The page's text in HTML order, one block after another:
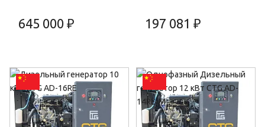
645 000 ₽ 197 081 ₽